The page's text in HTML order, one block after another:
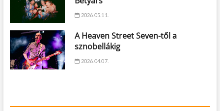
2026.05.11.
A Heaven Street Seven-től a
sznobellákig
2026.04.07.